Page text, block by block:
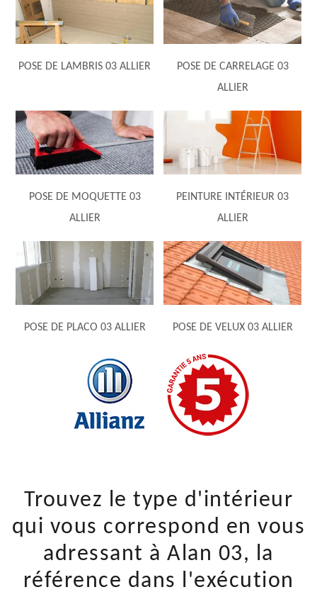
POSE DE LAMBRIS 03 ALLIER
POSE DE CARRELAGE 03
ALLIER
POSE DE MOQUETTE 03
ALLIER
PEINTURE INTÉRIEUR 03
ALLIER
POSE DE PLACO 03 ALLIER POSE DE VELUX 03 ALLIER
Trouvez le type d'intérieur
qui vous correspond en vous
adressant à Alan 03, la
référence dans l'exécution